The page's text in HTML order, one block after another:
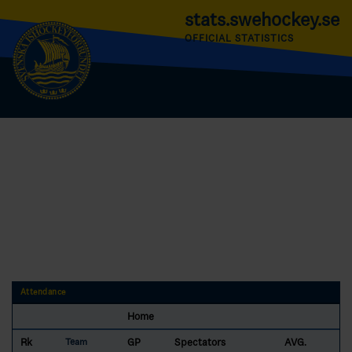
stats.swehockey.se
OFFICIAL STATISTICS
Attendance
Home
Rk Team GP Spectators
AVG.